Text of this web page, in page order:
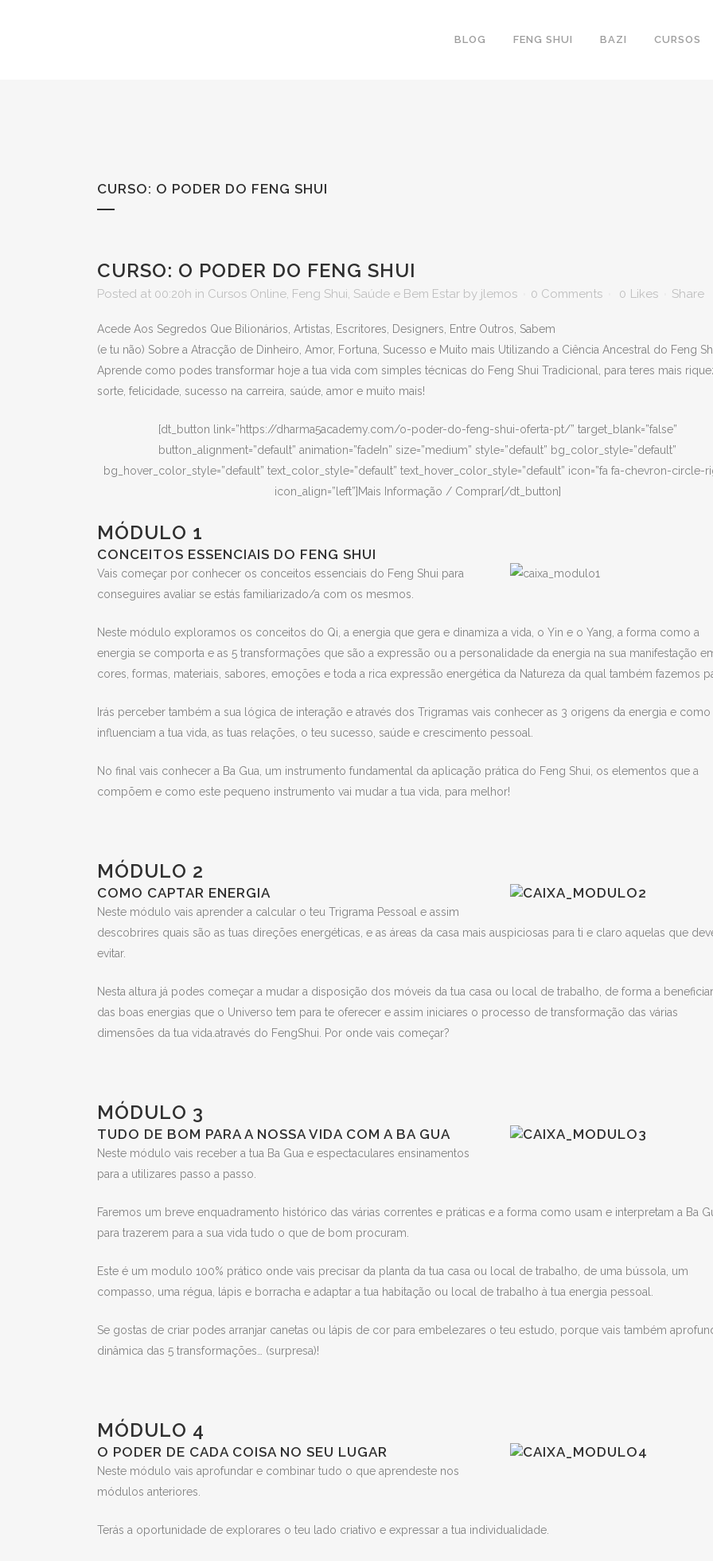
BLOG FENG SHUI BAZI CURSOS
CURSO: O PODER DO FENG SHUI
CURSO: O PODER DO FENG SHUI
Posted at 00:20h in Cursos Online, Feng Shui, Saúde e Bem Estar by jlemos 0 Comments 0 Likes Share
Acede Aos Segredos Que Bilionários, Artistas, Escritores, Designers, Entre Outros, Sabem
(e tu não) Sobre a Atracção de Dinheiro, Amor, Fortuna, Sucesso e Muito mais Utilizando a Ciência Ancestral do Feng
Aprende como podes transformar hoje a tua vida com simples técnicas do Feng Shui Tradicional, para teres mais
sorte, felicidade, sucesso na carreira, saúde, amor e muito mais!
[dt_button link=”https://dharma5academy.com/o-poder-do-feng-shui-oferta-pt/” target_blank=”false”
button_alignment=”default” animation=”fadeIn” size=”medium” style=”default” bg_color_style=”default”
bg_hover_color_style=”default” text_color_style=”default” text_hover_color_style=”default” icon=”fa fa-chevron-circle-
icon_align=”left”]Mais Informação / Comprar[/dt_button]
MÓDULO 1
CONCEITOS ESSENCIAIS DO FENG SHUI
Vais começar por conhecer os conceitos essenciais do Feng Shui para
conseguires avaliar se estás familiarizado/a com os mesmos.
Neste módulo exploramos os conceitos do Qi, a energia que gera e dinamiza a vida, o Yin e o Yang, a forma como a
energia se comporta e as 5 transformações que são a expressão ou a personalidade da energia na sua manifestação
cores, formas, materiais, sabores, emoções e toda a rica expressão energética da Natureza da qual também fazemos
Irás perceber também a sua lógica de interação e através dos Trigramas vais conhecer as 3 origens da energia e como
influenciam a tua vida, as tuas relações, o teu sucesso, saúde e crescimento pessoal.
No final vais conhecer a Ba Gua, um instrumento fundamental da aplicação prática do Feng Shui, os elementos que a
compõem e como este pequeno instrumento vai mudar a tua vida, para melhor!
MÓDULO 2
COMO CAPTAR ENERGIA
Neste módulo vais aprender a calcular o teu Trigrama Pessoal e assim
descobrires quais são as tuas direções energéticas, e as áreas da casa mais auspiciosas para ti e claro aquelas que
evitar.
Nesta altura já podes começar a mudar a disposição dos móveis da tua casa ou local de trabalho, de forma a
das boas energias que o Universo tem para te oferecer e assim iniciares o processo de transformação das várias
dimensões da tua vida.através do FengShui. Por onde vais começar?
MÓDULO 3
TUDO DE BOM PARA A NOSSA VIDA COM A BA GUA
Neste módulo vais receber a tua Ba Gua e espectaculares ensinamentos
para a utilizares passo a passo.
Faremos um breve enquadramento histórico das várias correntes e práticas e a forma como usam e interpretam a Ba
para trazerem para a sua vida tudo o que de bom procuram.
Este é um modulo 100% prático onde vais precisar da planta da tua casa ou local de trabalho, de uma bússola, um
compasso, uma régua, lápis e borracha e adaptar a tua habitação ou local de trabalho à tua energia pessoal.
Se gostas de criar podes arranjar canetas ou lápis de cor para embelezares o teu estudo, porque vais também
dinâmica das 5 transformações… (surpresa)!
MÓDULO 4
O PODER DE CADA COISA NO SEU LUGAR
Neste módulo vais aprofundar e combinar tudo o que aprendeste nos
módulos anteriores.
Terás a oportunidade de explorares o teu lado criativo e expressar a tua individualidade.